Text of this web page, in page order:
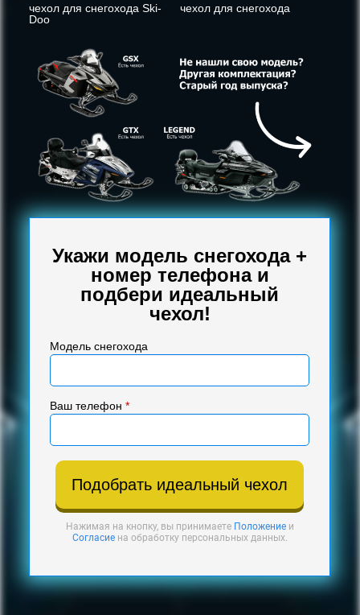
чехол для снегохода Ski-
Doo
чехол для снегохода
Укажи модель снегохода +
номер телефона и
подбери идеальный
чехол!
Модель снегохода
Ваш телефон *
Подобрать идеальный чехол
Нажимая на кнопку, вы принимаете Положениеи
Согласиена обработку персональных данных.